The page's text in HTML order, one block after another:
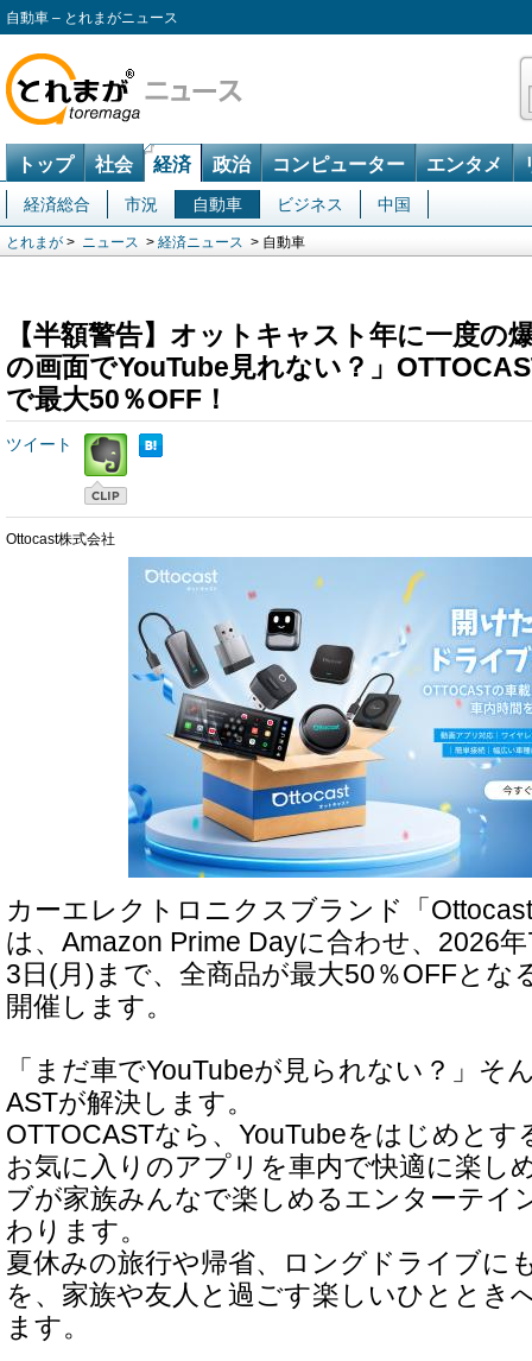
自動車 – とれまがニュース
トップ 社会 経済 政治 コンピューター エンタメ
経済総合 市況 自動車 ビジネス 中国
とれまが > ニュース > 経済ニュース > 自動車
【半額警告】オットキャスト年に一度の
の画面でYouTube見れない？」
で最大50％OFF！
ツイート
Ottocast株式会社
カーエレクトロニクスブランド「
は、Amazon Prime Dayに合わせ、2026
3日(月)まで、全商品が最大50％OFFとな
開催します。
「まだ車でYouTubeが見られない？」そ
ASTが解決します。
OTTOCASTなら、YouTubeをはじめと
お気に入りのアプリを車内で快適に楽し
ブが家族みんなで楽しめるエンターテイ
わります。
夏休みの旅行や帰省、ロングドライブに
を、家族や友人と過ごす楽しいひととき
ます。